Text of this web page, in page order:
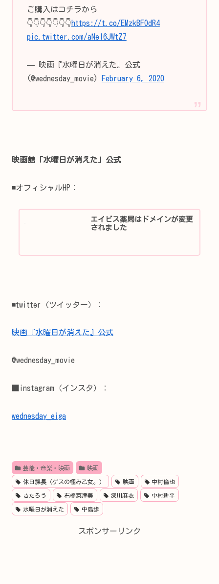
ご購入はコチラから
👇👇👇👇👇👇👇https://t.co/EMzkBFOdR4
pic.twitter.com/aNel6JWtZ7
— 映画『水曜日が消えた』公式
(@wednesday_movie)
February 6, 2020
映画館「水曜日が消えた」公式
◾️オフィシャルHP：
エイビス薬局はドメインが変更
されました
◾️twitter（ツイッター）：
映画『水曜日が消えた』公式
@wednesday_movie
■instagram（インスタ）：
wednesday_eiga
芸能・音楽・映画 映画
休日課長（ゲスの極み乙女。） 映画 中村倫也
きたろう 石橋菜津美 深川麻衣 中村耕平
水曜日が消えた 中島歩
スポンサーリンク